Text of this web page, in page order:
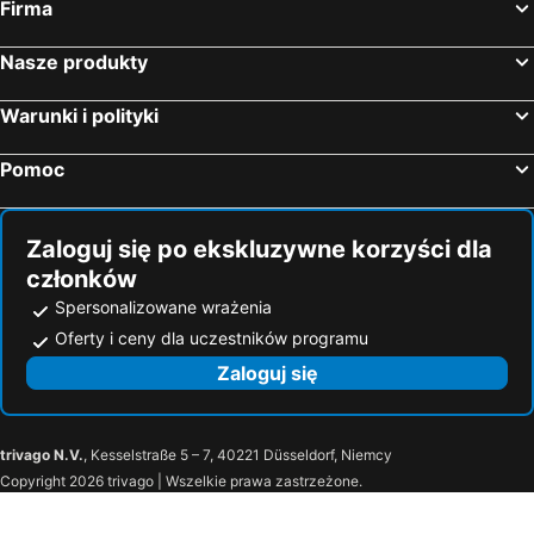
Hotele — Bailly-Romainvilliers
Hotele — La Defense
Hotele — Bonneuil-sur-Marne
Hotele — Chanteloup-en-Brie
Hotele — Malakoff
Hotele — Palaiseau
Firma
Nasze produkty
Warunki i polityki
Pomoc
Zaloguj się po ekskluzywne korzyści dla
członków
Spersonalizowane wrażenia
Oferty i ceny dla uczestników programu
Zaloguj się
trivago N.V., Kesselstraße 5 – 7, 40221 Düsseldorf, Niemcy
Copyright 2026 trivago | Wszelkie prawa zastrzeżone.